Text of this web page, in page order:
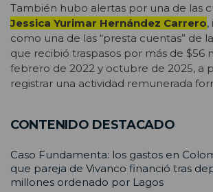
También hubo alertas por una de las
Jessica Yurimar Hernández Carrero,
como una de las “presta cuentas” de
que recibió traspasos por más de $56
febrero de 2022 y octubre de 2025, a
registrar una actividad remunerada
CONTENIDO DESTACADO
Caso Fundamenta: los gastos en
que pareja de Vivanco financió tras
millones ordenado por Lagos